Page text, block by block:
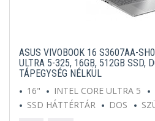
ASUS VIVOBOOK 16 S3607AA-
ULTRA 5-325, 16GB, 512GB SSD,
TÁPEGYSÉG NÉLKÜL
16"
INTEL CORE ULTRA 5
SSD HÁTTÉRTÁR
DOS